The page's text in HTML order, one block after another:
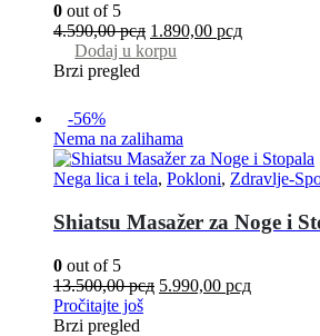
0 out of 5
4.590,00рсд 1.890,00 рсд
Dodaj u korpu
Brzi pregled
-56%
Nema na zalihama
Nega lica i tela, Pokloni, Zdravlje-
Shiatsu Masažer za Noge i
0 out of 5
13.500,00рсд 5.990,00 рсд
Pročitajte još
Brzi pregled